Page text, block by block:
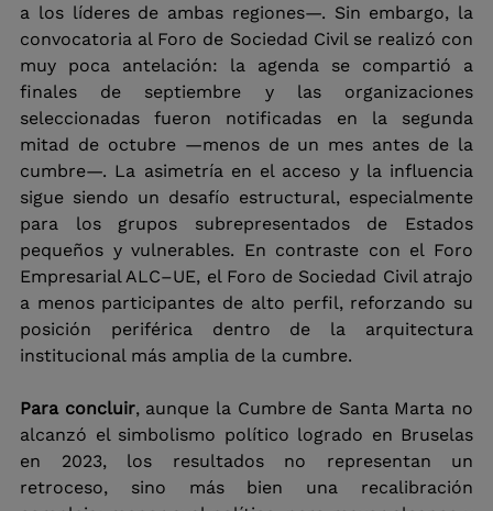
a los líderes de ambas regiones—. Sin embargo, la
convocatoria al Foro de Sociedad Civil se realizó con
muy poca antelación: la agenda se compartió a
finales de septiembre y las organizaciones
seleccionadas fueron notificadas en la segunda
mitad de octubre —menos de un mes antes de la
cumbre—. La asimetría en el acceso y la influencia
sigue siendo un desafío estructural, especialmente
para los grupos subrepresentados de Estados
pequeños y vulnerables. En contraste con el Foro
Empresarial ALC–UE, el Foro de Sociedad Civil atrajo
a menos participantes de alto perfil, reforzando su
posición periférica dentro de la arquitectura
institucional más amplia de la cumbre.
Para concluir, aunque la Cumbre de Santa Marta no
alcanzó el simbolismo político logrado en Bruselas
en 2023, los resultados no representan un
retroceso, sino más bien una recalibración